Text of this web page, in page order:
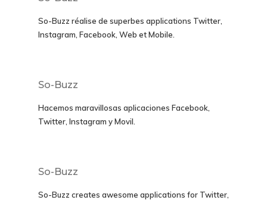
So-Buzz réalise de superbes applications Twitter,
Instagram, Facebook, Web et Mobile.
So-Buzz
Hacemos maravillosas aplicaciones Facebook,
Twitter, Instagram y Movil
So-Buzz
So-Buzz creates awesome applications for Twitter,